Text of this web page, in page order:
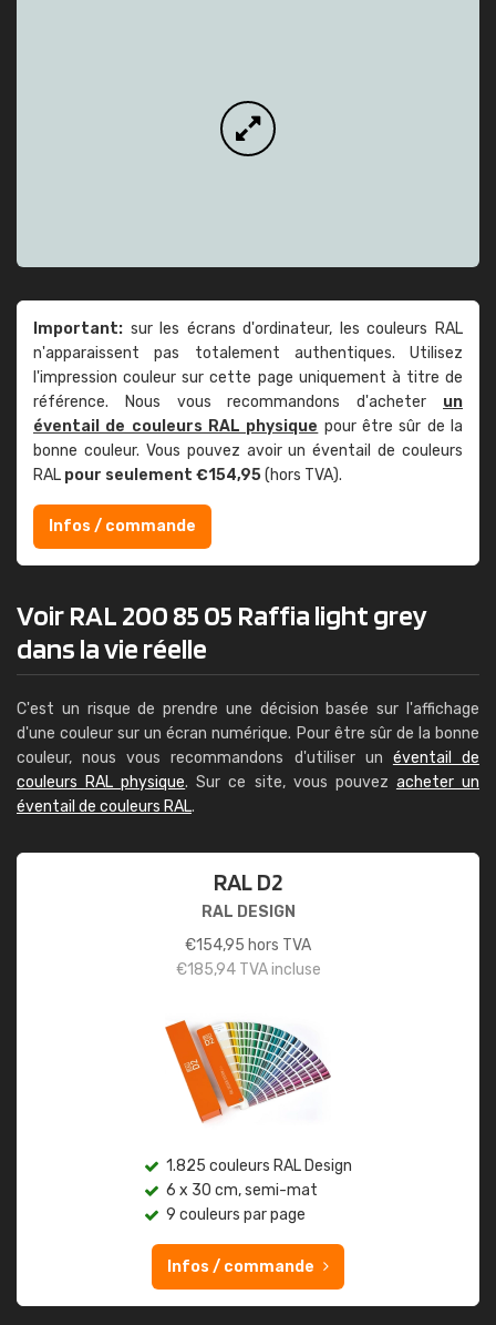
Important: sur les écrans d'ordinateur, les couleurs RAL
n'apparaissent pas totalement authentiques. Utilisez
l'impression couleur sur cette page uniquement à titre de
référence. Nous vous recommandons d'acheter un
éventail de couleurs RAL physique pour être sûr de la
bonne couleur. Vous pouvez avoir un éventail de couleurs
RAL pour seulement €154,95(hors TVA).
Infos / commande
Voir RAL 200 85 05 Raffia light grey
dans la vie réelle
C'est un risque de prendre une décision basée sur l'affichage
d'une couleur sur un écran numérique. Pour être sûr de la bonne
couleur, nous vous recommandons d'utiliser un éventail de
couleurs RAL physique. Sur ce site, vous pouvez acheter un
éventail de couleurs RAL.
RAL D2
RAL DESIGN
€154,95 hors TVA
€185,94TVA incluse
1.825 couleurs RAL Design
6 x 30 cm, semi-mat
9 couleurs par page
Infos / commande